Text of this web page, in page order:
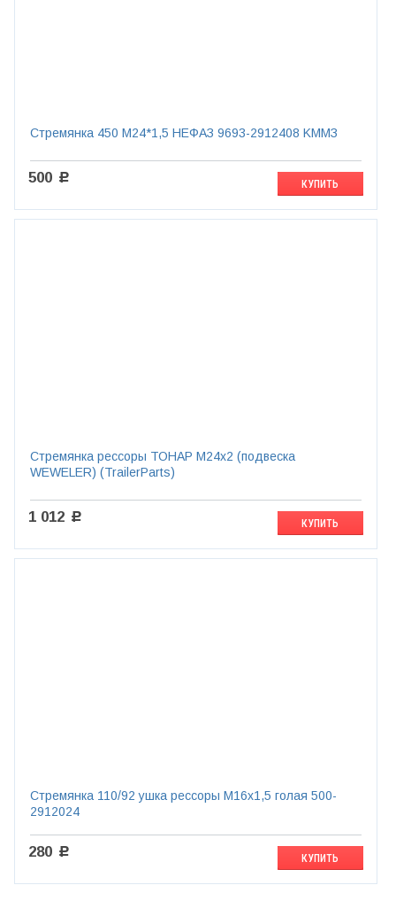
Стремянка 450 М24*1,5 НЕФАЗ 9693-2912408 KMMЗ
500 c
КУПИТЬ
Стремянка рессоры ТОНАР М24х2 (подвеска
WEWELER) (TrailerParts)
1 012 c
КУПИТЬ
Стремянка 110/92 ушка рессоры М16х1,5 голая 500-
2912024
280 c
КУПИТЬ